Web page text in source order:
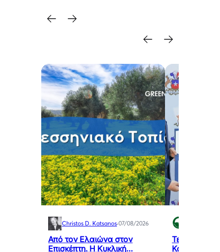
Christos D. Katsanos·07/08/2026
Από τον Ελαιώνα στον
Επισκέπτη. Η Κυκλική
Τελετή
Καθηκόντων